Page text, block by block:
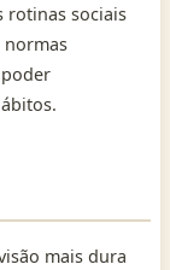
rotinas sociais
normas
mais dura